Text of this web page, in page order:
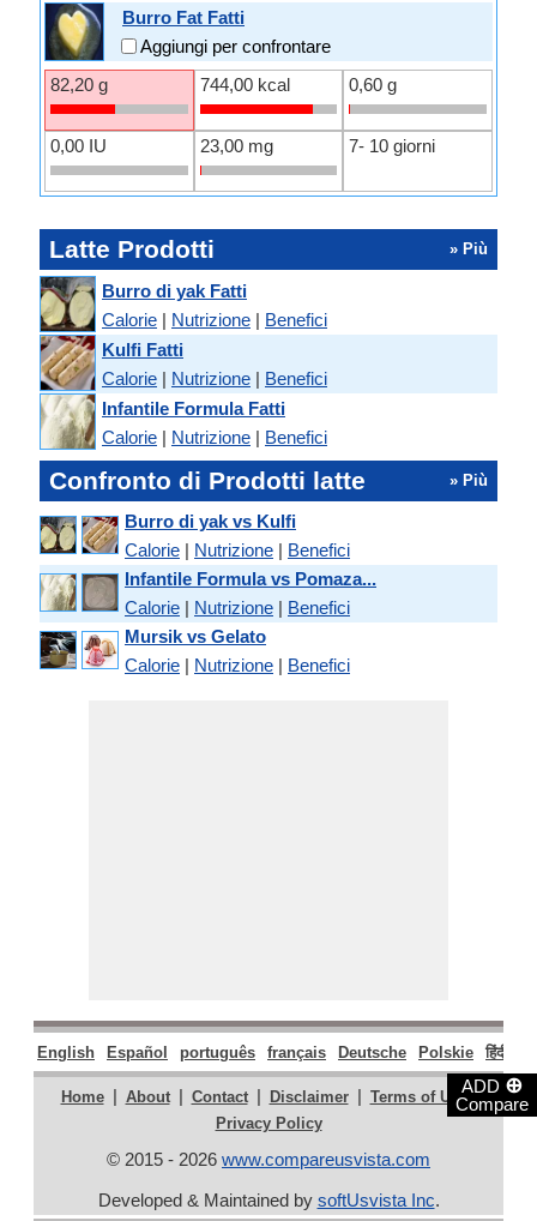
ADD ⊕
Compare
Burro Fat Fatti
Aggiungi per confrontare
82,20 g
744,00 kcal 0,60 g
0,00 IU 23,00 mg 7- 10 giorni
Latte Prodotti » Più
Burro di yak Fatti
Calorie | Nutrizione | Benefici
Kulfi Fatti
Calorie | Nutrizione | Benefici
Infantile Formula Fatti
Calorie | Nutrizione | Benefici
Confronto di Prodotti latte » Più
Burro di yak vs Kulfi
Calorie | Nutrizione | Benefici
Infantile Formula vs Pomaza...
Calorie | Nutrizione | Benefici
Mursik vs Gelato
Calorie | Nutrizione | Benefici
English Español português français Deutsche Polskie हिंदी
Home | About | Contact | Disclaimer | Terms of Use |
Privacy Policy
© 2015 - 2026 www.compareusvista.com
Developed & Maintained by softUsvista Inc.